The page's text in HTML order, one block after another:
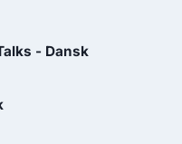
- Dansk